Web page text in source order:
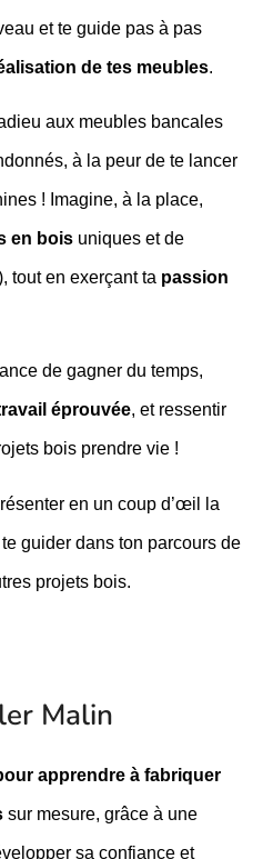
et te guide pas à pas
de tes meubles.
aux meubles bancales
à la peur de te lancer
! Imagine, à la place,
en bois uniques et de
tout en exerçant ta passion
de gagner du temps,
éprouvée, et ressentir
bois prendre vie !
en un coup d’œil la
guider dans ton parcours de
projets bois.
Malin
apprendre à fabriquer
sur mesure, grâce à une
sa confiance et